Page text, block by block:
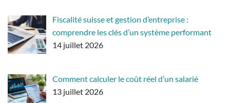
Fiscalité suisse et gestion d’entreprise :
comprendre les clés d’un système performant
14 juillet 2026
Comment calculer le coût réel d’un salarié
13 juillet 2026